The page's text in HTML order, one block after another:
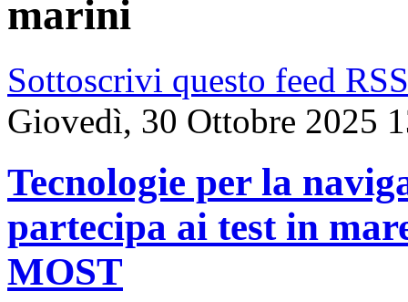
marini
Sottoscrivi questo feed RSS
Giovedì, 30 Ottobre 2025
Tecnologie per la
partecipa ai test in
MOST